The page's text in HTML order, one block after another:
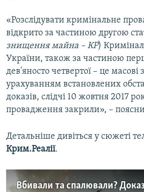
«Розслідувати кримінальне
відкрито за частиною другою
знищення майна – КР)
України, також за частиною
дев'яносто четвертої – це
урахуванням встановлених
доказів, слідчі 10 жовтня 2017
провадження закрили», –
Детальніше дивіться у сюжеті
Крим.Реалії.